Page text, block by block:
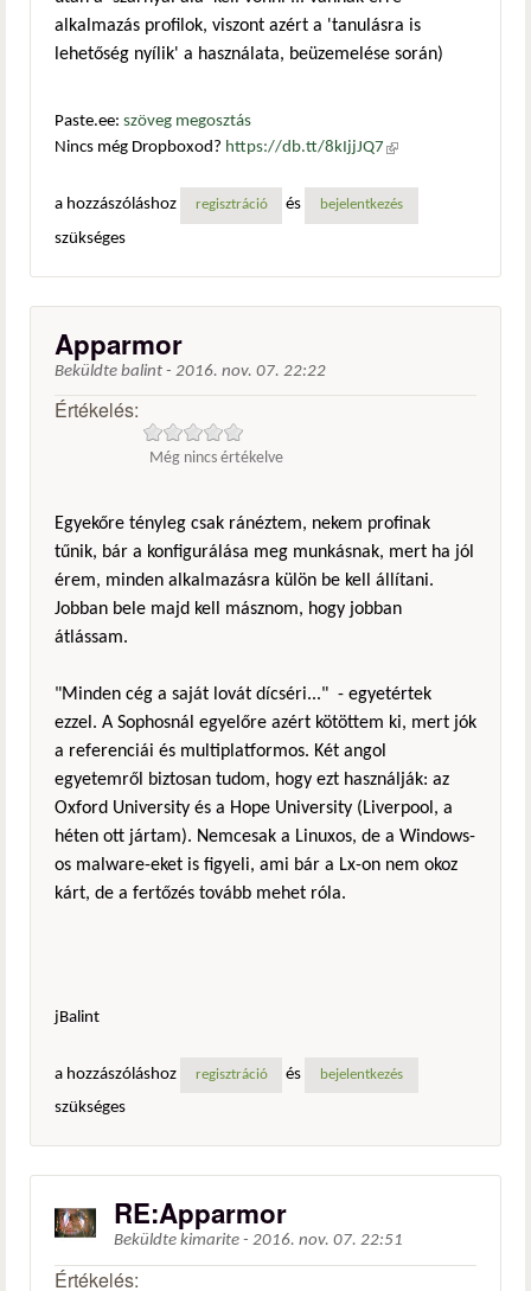
alkalmazás profilok, viszont azért a 'tanulásra is
lehetőség nyílik' a használata, beüzemelése során)
Paste.ee: szöveg megosztás
Nincs még Dropboxod? https://db.tt/8kIjjJQ7 (külső
a hozzászóláshoz
regisztráció és bejelentkezés
szükséges
Apparmor
Beküldte balint - 2016. nov. 07. 22:22
Értékelés:
Még nincs értékelve
Egyekőre tényleg csak ránéztem, nekem profinak
tűnik, bár a konfigurálása meg munkásnak, mert ha jól
érem, minden alkalmazásra külön be kell állítani.
Jobban bele majd kell másznom, hogy jobban
átlássam.
"Minden cég a saját lovát dícséri..." - egyetértek
ezzel. A Sophosnál egyelőre azért kötöttem ki, mert jók
a referenciái és multiplatformos. Két angol
egyetemről biztosan tudom, hogy ezt használják: az
Oxford University és a Hope University (Liverpool, a
héten ott jártam). Nemcesak a Linuxos, de a Windows-
os malware-eket is figyeli, ami bár a Lx-on nem okoz
kárt, de a fertőzés tovább mehet róla.
jBalint
a hozzászóláshoz regisztráció és bejelentkezés
szükséges
RE:Apparmor
Beküldte kimarite - 2016. nov. 07. 22:51
Értékelés: